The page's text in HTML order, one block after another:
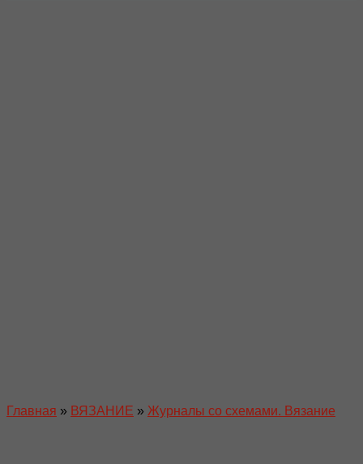
Главная » ВЯЗАНИЕ » Журналы со схемами. Вязание